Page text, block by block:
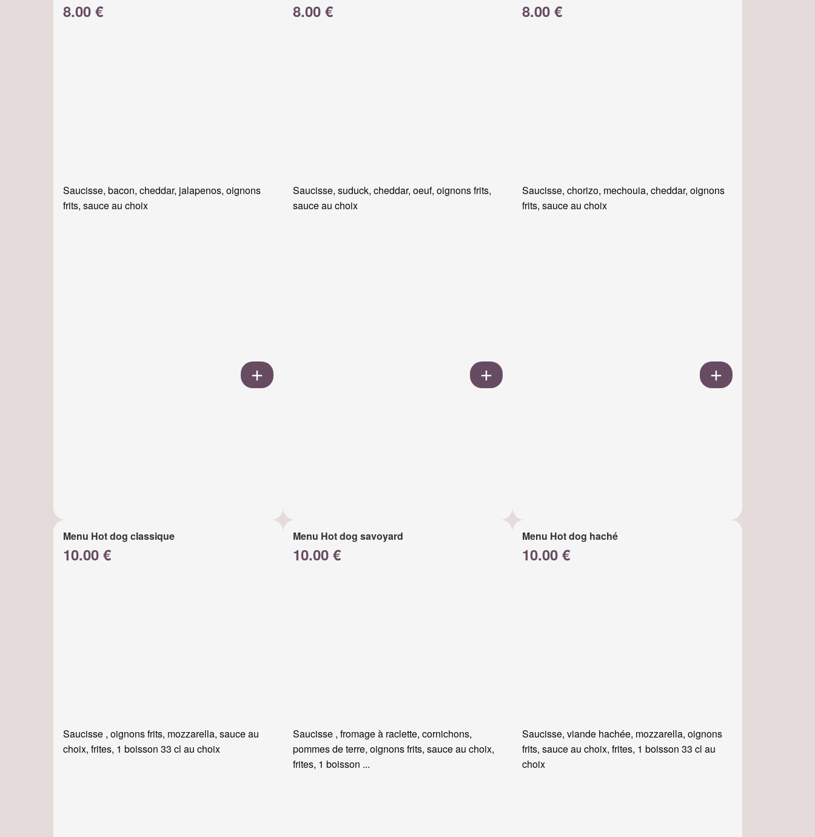
8.00 €
Saucisse, bacon, cheddar, jalapenos, oignons
frits, sauce au choix
8.00 €
Saucisse, suduck, cheddar, oeuf, oignons frits,
sauce au choix
8.00 €
Saucisse, chorizo, mechouia, cheddar, oignons
frits, sauce au choix
Menu Hot dog classique
10.00 €
Saucisse , oignons frits, mozzarella, sauce au
choix, frites, 1 boisson 33 cl au choix
Menu Hot dog savoyard
10.00 €
Saucisse , fromage à raclette, cornichons,
pommes de terre, oignons frits, sauce au choix,
frites, 1 boisson ...
Menu Hot dog haché
10.00 €
Saucisse, viande hachée, mozzarella, oignons
frits, sauce au choix, frites, 1 boisson 33 cl au
choix